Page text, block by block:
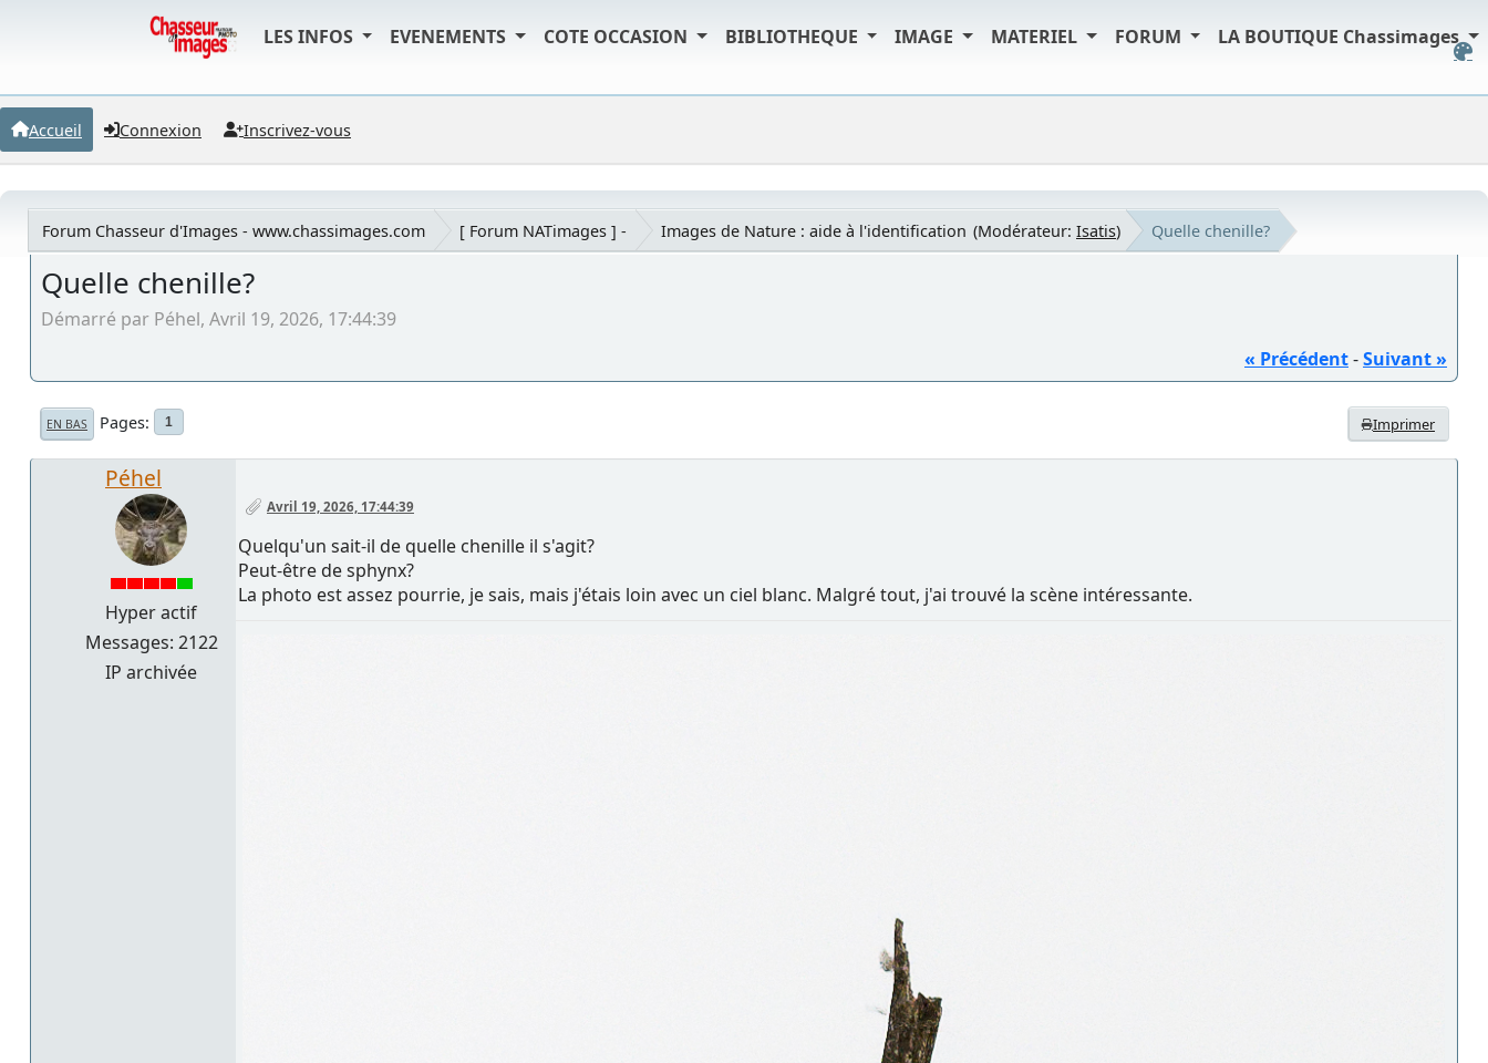
LES INFOS EVENEMENTS COTE OCCASION BIBLIOTHEQUE IMAGE MATERIEL FORUM LA BOUTIQUE Chassimages
Accueil Connexion Inscrivez-vous
Forum Chasseur d'Images - www.chassimages.com [ Forum NATimages ] - Images de Nature : aide à l'identification (Modérateur: Isatis) Quelle chenille?
Quelle chenille?
Démarré par Péhel, Avril 19, 2026, 17:44:39
« Précédent-Suivant »
Imprimer
EN BAS Pages 1
Péhel
Hyper actif
Messages: 2122
IP archivée
Avril 19, 2026, 17:44:39
Quelqu'un sait-il de quelle chenille il s'agit?
Peut-être de sphynx?
La photo est assez pourrie, je sais, mais j'étais loin avec un ciel blanc. Malgré tout, j'ai trouvé la scène intéressante.